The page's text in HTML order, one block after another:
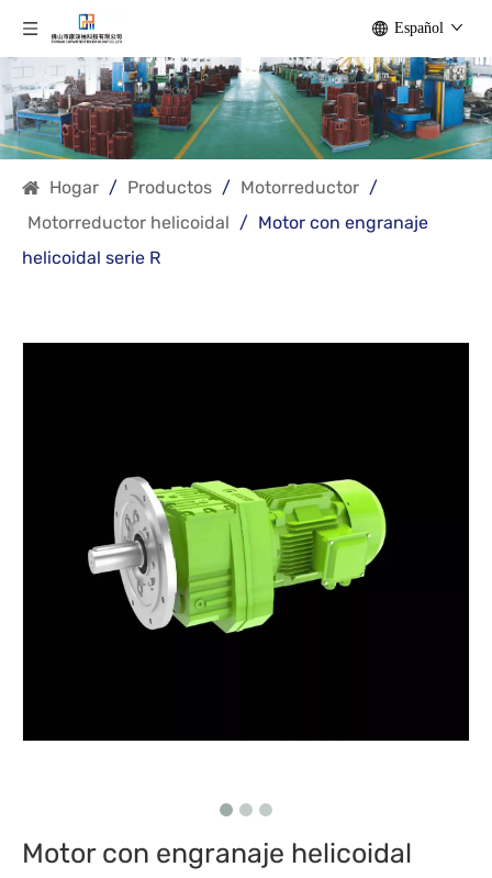
Español
Hogar / Productos / Motorreductor /
Motorreductor helicoidal / Motor con engranaje
helicoidal serie R
Motor con engranaje helicoidal